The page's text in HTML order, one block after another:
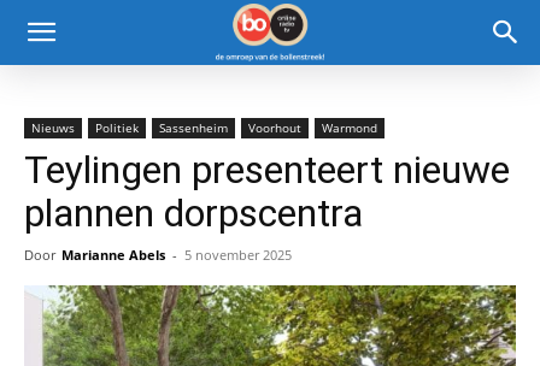
Nieuws Politiek Sassenheim Voorhout Warmond
Teylingen presenteert nieuwe
plannen dorpscentra
Door Marianne Abels - 5 november 2025